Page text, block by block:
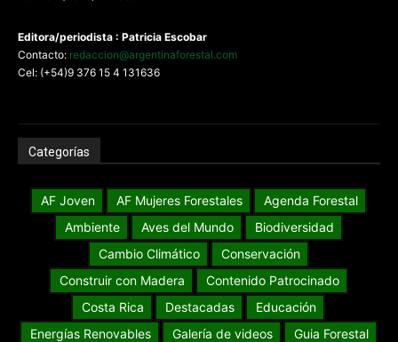
Editora/periodista : Patricia Escobar
Contacto: redaccion@argentinaforestal.com
Cel: (+54)9 376 15 4 131636
Categorías
AF Joven AF Mujeres Forestales
Agenda Forestal
Ambiente
Aves del Mundo
Biodiversidad
Cambio Climático
Conservación
Construir con Madera
Contenido Patrocinado
Costa Rica
Destacadas
Educación
Energías Renovables
Galería de videos
Guia Forestal